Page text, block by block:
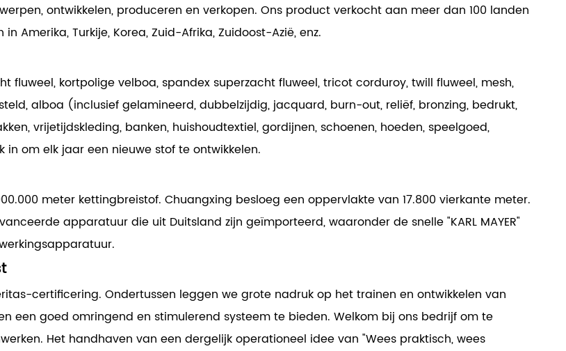
ontwikkelen, produceren en verkopen. Ons product verkocht aan meer dan 100 landen
Amerika, Turkije, Korea, Zuid-Afrika, Zuidoost-Azië, enz.
fluweel, kortpolige velboa, spandex superzacht fluweel, tricot corduroy, twill fluweel, mesh,
alboa (inclusief gelamineerd, dubbelzijdig, jacquard, burn-out, reliëf, bronzing, bedrukt,
vrijetijdskleding, banken, huishoudtextiel, gordijnen, schoenen, hoeden, speelgoed,
in om elk jaar een nieuwe stof te ontwikkelen.
meter kettingbreistof. Chuangxing besloeg een oppervlakte van 17.800 vierkante meter.
apparatuur die uit Duitsland zijn geïmporteerd, waaronder de snelle "KARL MAYER"
certificering. Ondertussen leggen we grote nadruk op het trainen en ontwikkelen van
een goed omringend en stimulerend systeem te bieden. Welkom bij ons bedrijf om te
Het handhaven van een dergelijk operationeel idee van "Wees praktisch, wees